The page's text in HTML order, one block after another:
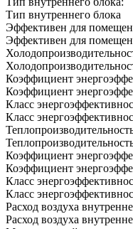
Тип внутреннего блока
Эффективен для
Эффективен для
Коэффициент
Коэффициент
Класс
Класс
Коэффициент
Коэффициент
Класс
Класс
Расход воздуха
Расход воздуха